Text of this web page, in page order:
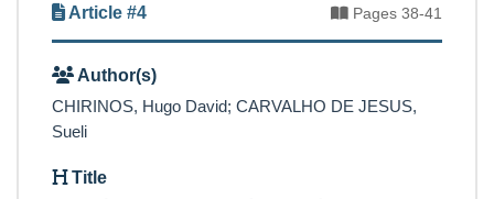
Article #4 Pages 38-41
Author(s)
CHIRINOS, Hugo David; CARVALHO DE JESUS,
Sueli
Title